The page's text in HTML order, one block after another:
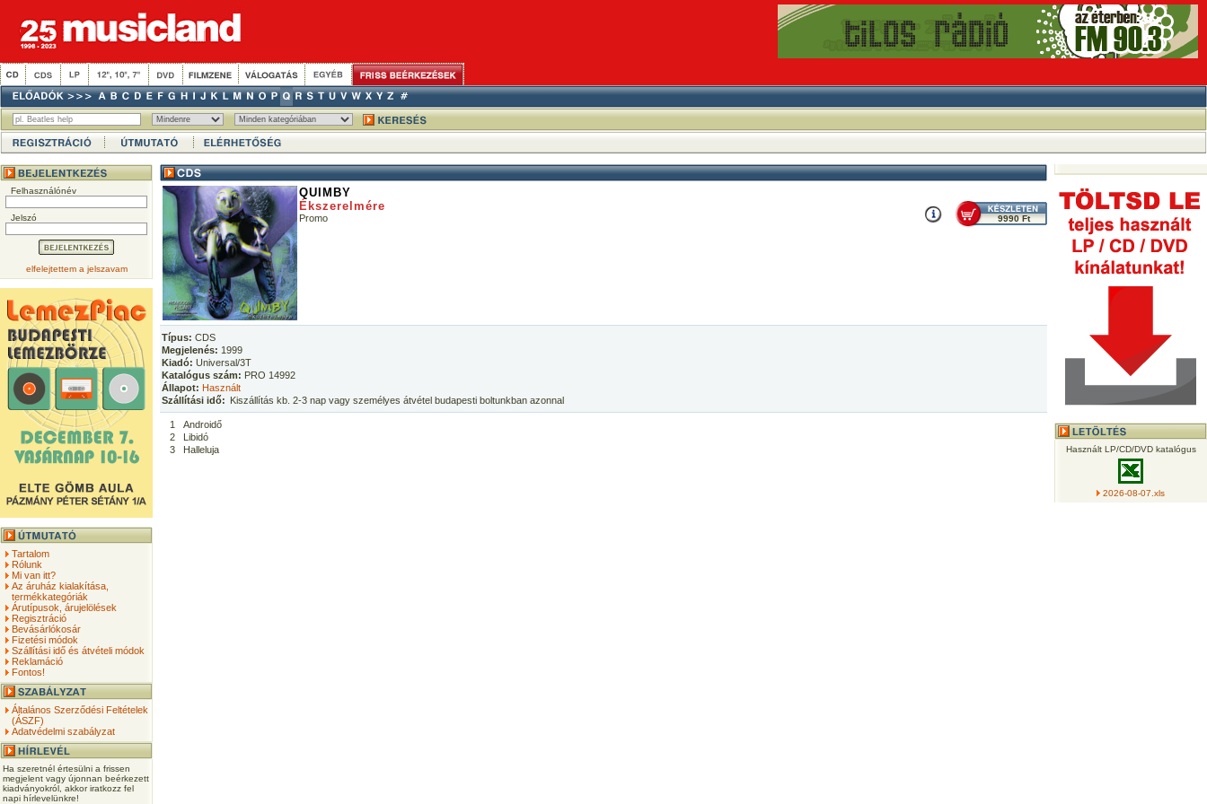
Felhasználónév
Jelszó
elfelejtettem a jelszavam
Tartalom
Rólunk
Mi van itt?
Az áruház kialakítása,
termékkategóriák
Árutípusok, árujelölések
Regisztráció
Bevásárlókosár
Fizetési módok
Szállítási idő és átvételi módok
Reklamáció
Fontos!
Általános Szerződési Feltételek
(ÁSZF)
Adatvédelmi szabályzat
Ha szeretnél értesülni a frissen
megjelent vagy újonnan beérkezett
kiadványokról, akkor iratkozz fel
napi hírlevelünkre!
QUIMBY
Ékszerelmére
Promo 9990 Ft
Típus: CDS
Megjelenés: 1999
Kiadó: Universal/3T
Katalógus szám: PRO 14992
Állapot: Használt
Szállítási idő: Kiszállítás kb. 2-3 nap vagy személyes átvétel budapesti boltunkban azonnal
1
Androidő
2
Libidó
3
Halleluja Használt LP/CD/DVD katalógus
2026-08-07.xls